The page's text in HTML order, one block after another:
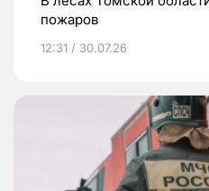
пожаров
12:31 / 30.07.26